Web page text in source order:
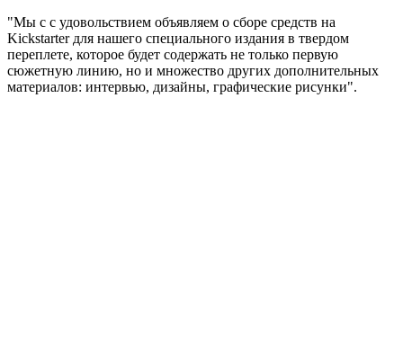
"Мы с с удовольствием объявляем о сборе средств на
Kickstarter для нашего специального издания в твердом
переплете, которое будет содержать не только первую
сюжетную линию, но и множество других дополнительных
материалов: интервью, дизайны, графические рисунки".